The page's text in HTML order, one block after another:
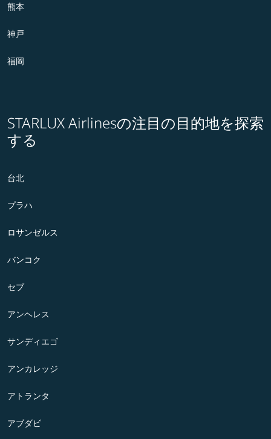
熊本
神戸
福岡
STARLUX Airlinesの注目の目的地を探索
する
台北
プラハ
ロサンゼルス
バンコク
セブ
アンヘレス
サンディエゴ
アンカレッジ
アトランタ
アブダビ